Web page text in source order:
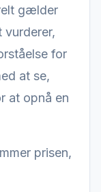
gælder
vurderer,
for
at se,
at opnå en
prisen,